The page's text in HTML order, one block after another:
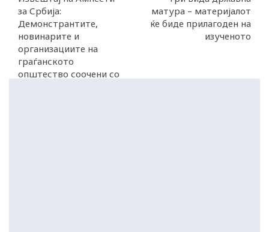
за Србија:
Демонстрантите,
новинарите и
организациите на
граѓанското
општество соочени со
матура – материјалот
ќе биде прилагоден на
изученото